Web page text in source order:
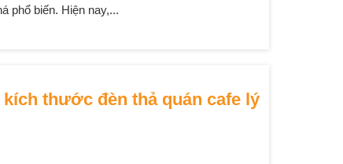
phổ biến. Hiện nay,...
thước đèn thả quán cafe lý